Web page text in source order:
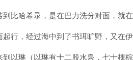
比哈希录，是在巴力洗分对面，就在
行，经过海中到了书珥旷野，又在
以琳（以琳有十二股水泉，七十棵棕